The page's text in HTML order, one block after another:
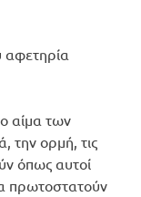
αφετηρία
αίμα των
την ορμή, τις
όπως αυτοί
πρωτοστατούν